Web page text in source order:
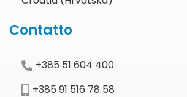
Contatto
+385 51 604 400
+385 91 516 78 58